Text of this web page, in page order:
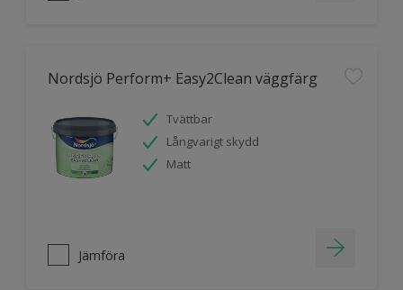
Nordsjö Perform+ Easy2Clean väggfärg
Tvättbar
Långvarigt skydd
Matt
Jämföra